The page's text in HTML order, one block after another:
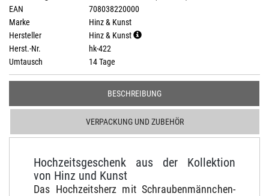
EAN
708038220000
Marke
Hinz & Kunst
Hersteller
Hinz & Kunst
Herst.-Nr.
hk-422
Umtausch
14 Tage
BESCHREIBUNG
VERPACKUNG UND ZUBEHÖR
Hochzeitsgeschenk aus der Kollektion
von Hinz und Kunst
Das Hochzeitsherz mit Schraubenmännchen-